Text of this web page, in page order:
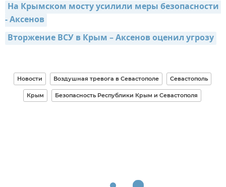
На Крымском мосту усилили меры безопасности
- Аксенов
Вторжение ВСУ в Крым – Аксенов оценил угрозу
Новости Воздушная тревога в Севастополе Севастополь
Крым Безопасность Республики Крым и Севастополя